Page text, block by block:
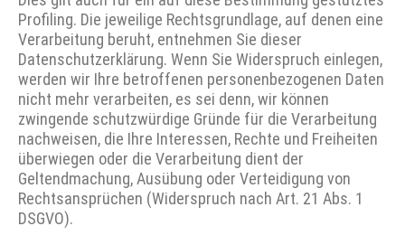
Profiling. Die jeweilige Rechtsgrundlage, auf denen eine
Verarbeitung beruht, entnehmen Sie dieser
Datenschutzerklärung. Wenn Sie Widerspruch einlegen,
werden wir Ihre betroffenen personenbezogenen Daten
nicht mehr verarbeiten, es sei denn, wir können
zwingende schutzwürdige Gründe für die Verarbeitung
nachweisen, die Ihre Interessen, Rechte und Freiheiten
überwiegen oder die Verarbeitung dient der
Geltendmachung, Ausübung oder Verteidigung von
Rechtsansprüchen (Widerspruch nach Art. 21 Abs. 1
DSGVO).